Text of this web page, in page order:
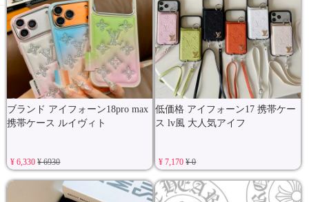
ブランド アイフォーン18pro max
携帯ケース ルイヴィト
¥ 6,330¥ 6930
低価格 アイフォーン17 携帯ケー
ス lv風 大人気アイフ
¥ 7,170¥ 0